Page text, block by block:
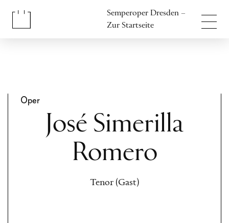
Semperoper Dresden –
Zur Startseite
Oper
José Simerilla
Romero
Tenor (Gast)